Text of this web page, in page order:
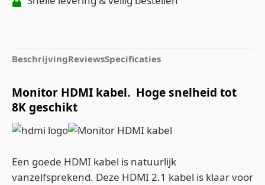
BeschrijvingReviewsSpecificaties
Monitor HDMI kabel. Hoge snelheid tot
8K geschikt
Een goede HDMI kabel is natuurlijk
vanzelfsprekend. Deze HDMI 2.1 kabel is klaar voor